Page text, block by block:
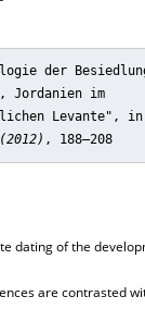
der
Jordanien im
Levante" ,
, 188–208
dating of the
are contrasted